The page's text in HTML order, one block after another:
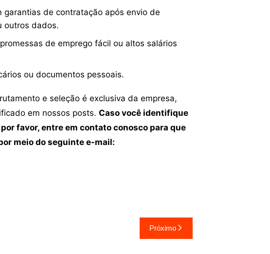
de contratação após envio de
outros dados.
de emprego fácil ou altos salários
ou documentos pessoais.
e seleção é exclusiva da empresa,
em nossos posts. Caso você identifique
favor, entre em contato conosco para que
meio do seguinte e-mail:
Próximo